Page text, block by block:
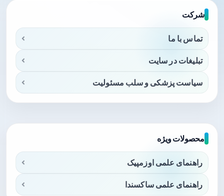
شرکت
تماس با ما
تبلیغات در سایت
سیاست پزشکی و سلب مسئولیت
محصولات ویژه
راهنمای علمی اوزمپیک
راهنمای علمی ساکسندا